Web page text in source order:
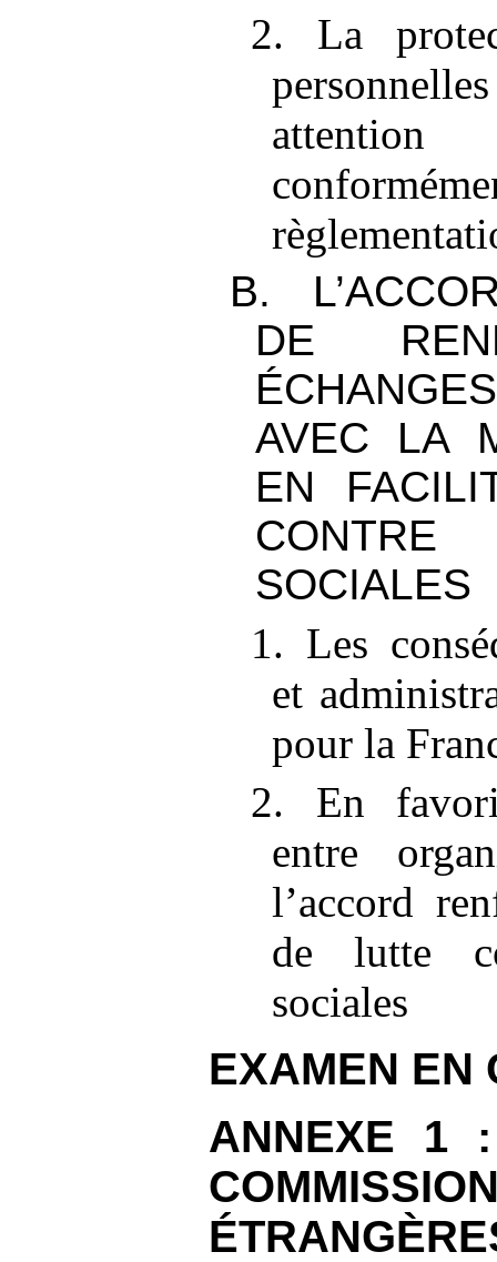
2. La
B.
DE
AVEC LA
EN
CONTRE
SOCIALES
1. Les
et
pour la
2. En
entre
l’accord
de lutte
sociales
EXAMEN EN
ANNEXE
1